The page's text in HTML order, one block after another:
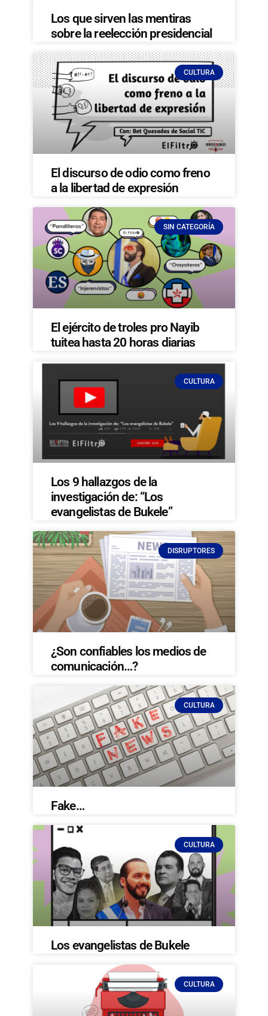
Los que sirven las mentiras
sobre la reelección presidencial
CULTURA
El discurso de odio como freno
a la libertad de expresión
SIN CATEGORÍA
El ejército de troles pro Nayib
tuitea hasta 20 horas diarias
CULTURA
Los 9 hallazgos de la
investigación de: “Los
evangelistas de Bukele”
DISRUPTORES
¿Son confiables los medios de
comunicación…?
CULTURA
Fake…
CULTURA
Los evangelistas de Bukele
CULTURA